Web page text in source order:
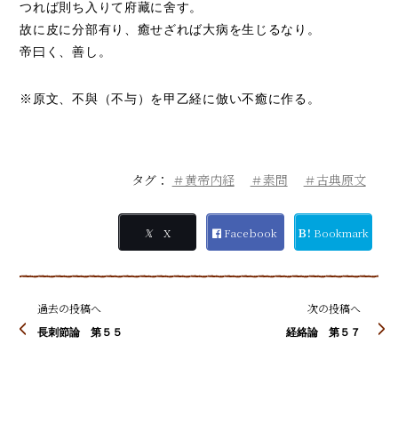
つれば則ち入りて府藏に舍す。
故に皮に分部有り、癒せざれば大病を生じるなり。
帝曰く、善し。
※原文、不與（不与）を甲乙経に倣い不癒に作る。
タグ： ＃黄帝内経 ＃素問 ＃古典原文
𝕏 X Facebook Ｂ! Bookmark
過去の投稿へ
長刺節論 第５５
次の投稿へ
経絡論 第５７